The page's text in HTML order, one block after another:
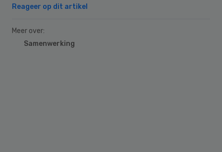
Reageer op dit artikel
Meer over:
Samenwerking